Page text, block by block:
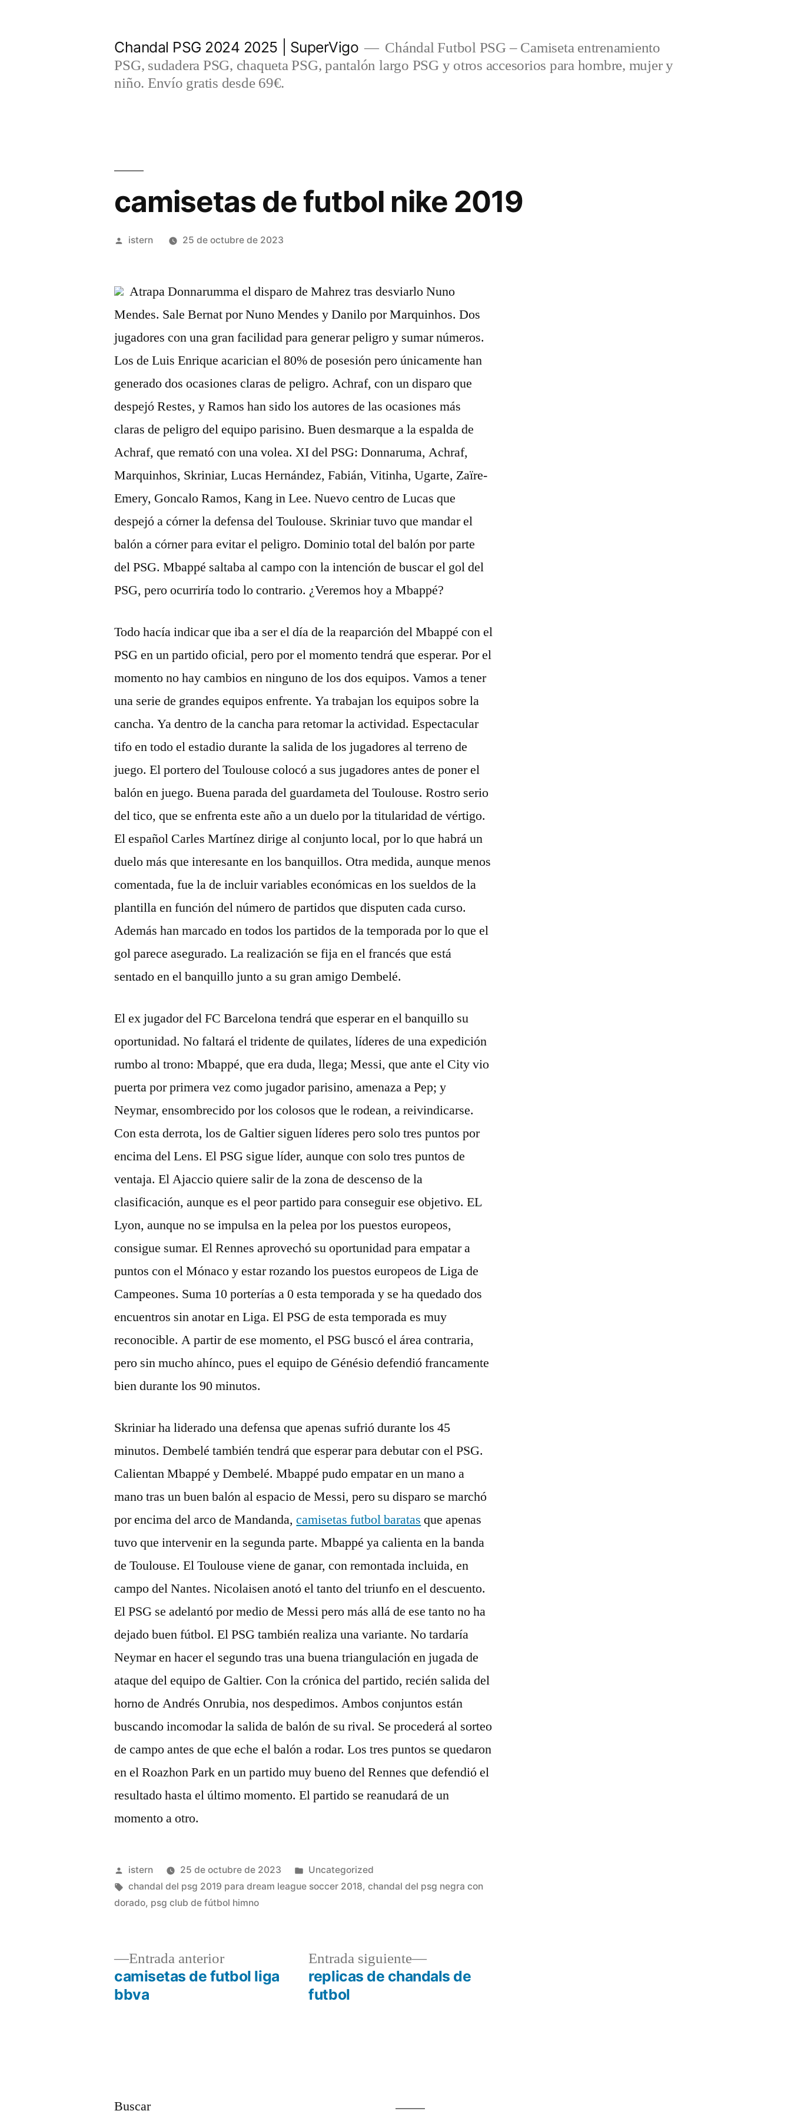
Chandal PSG 2024 2025 | SuperVigo
Chándal Futbol PSG – Camiseta entrenamiento
PSG, sudadera PSG, chaqueta PSG, pantalón largo PSG y otros accesorios para hombre, mujer y
niño. Envío gratis desde 69€.
camisetas de futbol nike 2019
Publicado
istern 25 de octubre de 2023
Atrapa Donnarumma el disparo de Mahrez tras desviarlo Nuno
Mendes. Sale Bernat por Nuno Mendes y Danilo por Marquinhos. Dos
jugadores con una gran facilidad para generar peligro y sumar números.
Los de Luis Enrique acarician el 80% de posesión pero únicamente han
generado dos ocasiones claras de peligro. Achraf, con un disparo que
despejó Restes, y Ramos han sido los autores de las ocasiones más
claras de peligro del equipo parisino. Buen desmarque a la espalda de
Achraf, que remató con una volea. XI del PSG: Donnaruma, Achraf,
Marquinhos, Skriniar, Lucas Hernández, Fabián, Vitinha, Ugarte, Zaïre-
Emery, Goncalo Ramos, Kang in Lee. Nuevo centro de Lucas que
despejó a córner la defensa del Toulouse. Skriniar tuvo que mandar el
balón a córner para evitar el peligro. Dominio total del balón por parte
del PSG. Mbappé saltaba al campo con la intención de buscar el gol del
PSG, pero ocurriría todo lo contrario. ¿Veremos hoy a Mbappé?
Todo hacía indicar que iba a ser el día de la reaparción del Mbappé con el
PSG en un partido oficial, pero por el momento tendrá que esperar. Por el
momento no hay cambios en ninguno de los dos equipos. Vamos a tener
una serie de grandes equipos enfrente. Ya trabajan los equipos sobre la
cancha. Ya dentro de la cancha para retomar la actividad. Espectacular
tifo en todo el estadio durante la salida de los jugadores al terreno de
juego. El portero del Toulouse colocó a sus jugadores antes de poner el
balón en juego. Buena parada del guardameta del Toulouse. Rostro serio
del tico, que se enfrenta este año a un duelo por la titularidad de vértigo.
El español Carles Martínez dirige al conjunto local, por lo que habrá un
duelo más que interesante en los banquillos. Otra medida, aunque menos
comentada, fue la de incluir variables económicas en los sueldos de la
plantilla en función del número de partidos que disputen cada curso.
Además han marcado en todos los partidos de la temporada por lo que el
gol parece asegurado. La realización se fija en el francés que está
sentado en el banquillo junto a su gran amigo Dembelé.
El ex jugador del FC Barcelona tendrá que esperar en el banquillo su
oportunidad. No faltará el tridente de quilates, líderes de una expedición
rumbo al trono: Mbappé, que era duda, llega; Messi, que ante el City vio
puerta por primera vez como jugador parisino, amenaza a Pep; y
Neymar, ensombrecido por los colosos que le rodean, a reivindicarse.
Con esta derrota, los de Galtier siguen líderes pero solo tres puntos por
encima del Lens. El PSG sigue líder, aunque con solo tres puntos de
ventaja. El Ajaccio quiere salir de la zona de descenso de la
clasificación, aunque es el peor partido para conseguir ese objetivo. EL
Lyon, aunque no se impulsa en la pelea por los puestos europeos,
consigue sumar. El Rennes aprovechó su oportunidad para empatar a
puntos con el Mónaco y estar rozando los puestos europeos de Liga de
Campeones. Suma 10 porterías a 0 esta temporada y se ha quedado dos
encuentros sin anotar en Liga. El PSG de esta temporada es muy
reconocible. A partir de ese momento, el PSG buscó el área contraria,
pero sin mucho ahínco, pues el equipo de Génésio defendió francamente
bien durante los 90 minutos.
Skriniar ha liderado una defensa que apenas sufrió durante los 45
minutos. Dembelé también tendrá que esperar para debutar con el PSG.
Calientan Mbappé y Dembelé. Mbappé pudo empatar en un mano a
mano tras un buen balón al espacio de Messi, pero su disparo se marchó
por encima del arco de Mandanda,camisetas futbol baratas que apenas
tuvo que intervenir en la segunda parte. Mbappé ya calienta en la banda
de Toulouse. El Toulouse viene de ganar, con remontada incluida, en
campo del Nantes. Nicolaisen anotó el tanto del triunfo en el descuento.
El PSG se adelantó por medio de Messi pero más allá de ese tanto no ha
dejado buen fútbol. El PSG también realiza una variante. No tardaría
Neymar en hacer el segundo tras una buena triangulación en jugada de
ataque del equipo de Galtier. Con la crónica del partido, recién salida del
horno de Andrés Onrubia, nos despedimos. Ambos conjuntos están
buscando incomodar la salida de balón de su rival. Se procederá al sorteo
de campo antes de que eche el balón a rodar. Los tres puntos se quedaron
en el Roazhon Park en un partido muy bueno del Rennes que defendió el
resultado hasta el último momento. El partido se reanudará de un
momento a otro.
Publicado
por
istern 25 de octubre de 2023
Publicado
en
Uncategorized
Etiquetas:
chandal del psg 2019 para dream league soccer 2018,chandal del psg negra con
dorado, psg club de fútbol himno
Navegación
Entrada anteriorEntrada
anterior:
camisetas de futbol liga
bbva
Entrada siguiente
Entrada
siguiente:
replicas de chandals de
futbol
Buscar